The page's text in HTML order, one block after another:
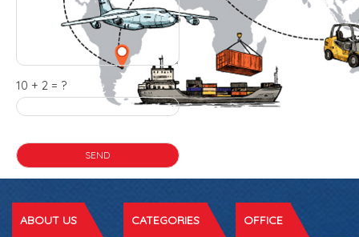
10 + 2 = ?
ABOUT US CATEGORIES OFFICE